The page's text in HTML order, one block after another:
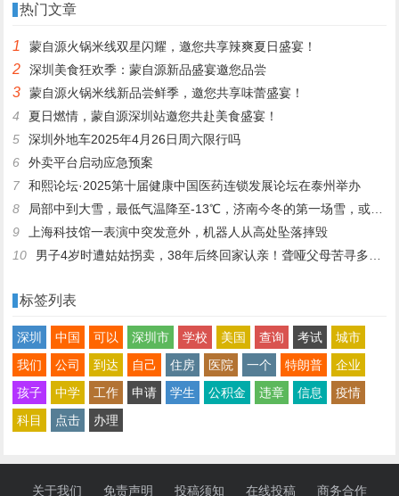
热门文章
1 蒙自源火锅米线双星闪耀，邀您共享辣爽夏日盛宴！
2 深圳美食狂欢季：蒙自源新品盛宴邀您品尝
3
蒙自源火锅米线新品尝鲜季，邀您共享味蕾盛宴！
4
夏日燃情，蒙自源深圳站邀您共赴美食盛宴！
5
深圳外地车2025年4月26日周六限行吗
6
外卖平台启动应急预案
7
和熙论坛·2025第十届健康中国医药连锁发展论坛在泰州举办
8
局部中到大雪，最低气温降至-13℃，济南今冬的第一场雪，或跟去年同一时间！
9
上海科技馆一表演中突发意外，机器人从高处坠落摔毁
10
男子4岁时遭姑姑拐卖，38年后终回家认亲！聋哑父母苦寻多年，母亲已抱憾离世丨红星寻人
标签列表
深圳 中国 可以 深圳市 学校 美国 查询 考试
城市
我们
公司 到达 自己 住房 医院 一个 特朗普
企业
孩子
中学 工作 申请 学生 公积金 违章 信息
疫情
科目
点击 办理
关于我们 免责声明 投稿须知 在线投稿 商务合作